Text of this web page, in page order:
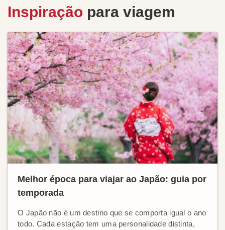
Inspiração para viagem
Melhor época para viajar ao Japão: guia por
temporada
O Japão não é um destino que se comporta igual o ano
todo. Cada estação tem uma personalidade distinta,